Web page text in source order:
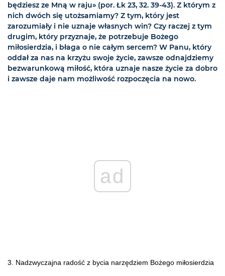
będziesz ze Mną w raju» (por. Łk 23, 32. 39-43). Z którym z
nich dwóch się utożsamiamy? Z tym, który jest
zarozumiały i nie uznaje własnych win? Czy raczej z tym
drugim, który przyznaje, że potrzebuje Bożego
miłosierdzia, i błaga o nie całym sercem? W Panu, który
oddał za nas na krzyżu swoje życie, zawsze odnajdziemy
bezwarunkową miłość, która uznaje nasze życie za dobro
i zawsze daje nam możliwość rozpoczęcia na nowo.
ad
3. Nadzwyczajna radość z bycia narzędziem Bożego miłosierdzia